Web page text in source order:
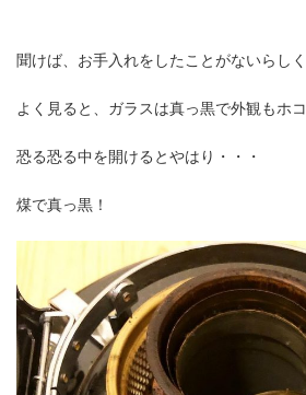
聞けば、お手入れをしたことがないらしく
よく見ると、ガラスは真っ黒で外観もホコ
恐る恐る中を開けるとやはり・・・
煤で真っ黒！